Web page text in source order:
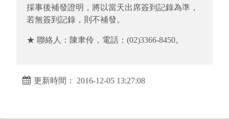
採事後補發證明，將以當天出席簽到記錄為準，
若無簽到記錄，則不補發。
★ 聯絡人：陳聿伶，電話：(02)3366-8450。
更新時間： 2016-12-05 13:27:08